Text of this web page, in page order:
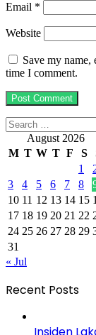
Email *
Website
Save my
time I comment.
Search
for: August 2026
M T W T F S
1
3
4 5 6 7 8
10 11 12 13 14 15
17 18 19 20 21 22
24 25 26 27 28 29
31
« Jul
Recent Posts